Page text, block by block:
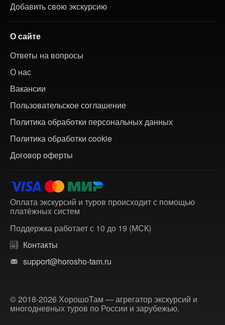
Добавить свою экскурсию
О сайте
Ответы на вопросы
О нас
Вакансии
Пользовательское соглашение
Политика обработки персональных данных
Политика обработки cookie
Договор оферты
Оплата экскурсий и туров происходит с помощью
платёжных систем
Поддержка работает с 10 до 19 (МСК)
Контакты
support@horosho-tam.ru
© 2018-2026 ХорошоТам — агрегатор экскурсий и
многодневных туров по России и зарубежью.